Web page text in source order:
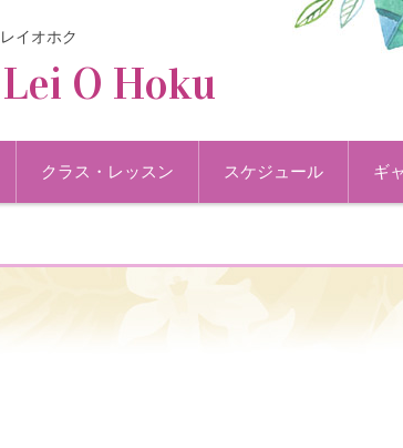
イオホク
O Hoku
クラス・レッスン スケジュール ギ